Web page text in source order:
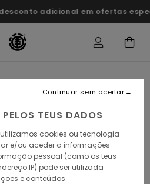
adicional em ofertas
TEUS DADOS
cookies ou tecnologia
e/ou aceder a informações
pessoal (como os teus
IP) pode ser utilizada
e conteúdos
Continuar sem aceitar